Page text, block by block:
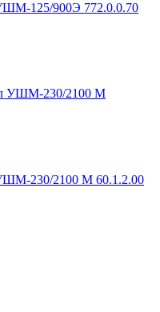
125/900Э 772.0.0.70
230/2100 М 60.1.2.00